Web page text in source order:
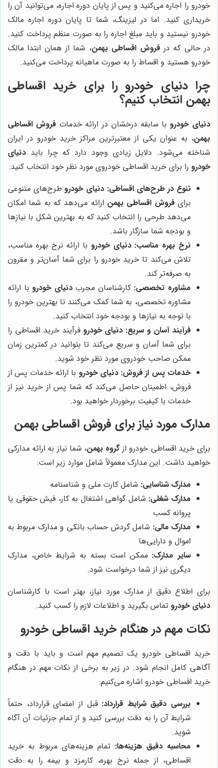
خودرو را اجاره می‌کنید و پس از پایان دوره اجاره، می‌توانید آن را
خریداری کنید. اما در لیزینگ، شما تا پایان دوره اجاره مالک
خودرو نیستید و باید مبلغ اجاره را به صورت منظم پرداخت کنید.
در حالی که درفروش اقساطی بهمن، شما از همان ابتدا مالک
خودرو هستید و اقساط را به صورت ماهیانه پرداخت می‌کنید.
چرادنیای خودرو را برای خرید اقساطی
بهمن انتخاب کنیم؟
دنیای خودرو با سابقه درخشان در ارائه خدماتفروش اقساطی
بهمن، به عنوان یکی از معتبرترین مراکز خرید خودرو در ایران
شناخته می‌شود. دلایل زیادی وجود دارد که چرا باید دنیای
خودرو را برای خرید اقساطی خودروی مورد نظر خود انتخاب کنید:
تنوع در طرح‌های اقساطی: دنیای خودرو طرح‌های متنوعی
برایفروش اقساطی بهمن ارائه می‌دهد که به شما امکان
می‌دهد طرحی را انتخاب کنید که به بهترین شکل با نیازها
و بودجه شما سازگار باشد.
نرخ بهره مناسب: دنیای خودرو با ارائه نرخ بهره مناسب،
تلاش می‌کند تا خرید خودرو را برای شما آسان‌تر و مقرون
به صرفه‌تر کند.
مشاوره تخصصی: کارشناسان مجربدنیای خودرو با ارائه
مشاوره تخصصی، به شما کمک می‌کنند تا بهترین خودرو را
با توجه به نیازها و بودجه خود انتخاب کنید.
فرآیند آسان و سریع: دنیای خودرو فرآیند خرید اقساطی را
برای شما آسان و سریع می‌کند تا بتوانید در کمترین زمان
ممکن صاحب خودروی مورد نظر خود شوید.
خدمات پس از فروش: دنیای خودرو با ارائه خدمات پس از
فروش، اطمینان حاصل می‌کند که شما پس از خرید نیز از
خدمات با کیفیت برخوردار خواهید بود.
مدارک مورد نیاز برای فروش اقساطی بهمن
برای خرید اقساطی خودرو از گروه بهمن، شما نیاز به ارائه مدارکی
خواهید داشت. این مدارک معمولاً شامل موارد زیر است:
مدارک شناسایی: شامل کارت ملی و شناسنامه
مدارک شغلی: شامل گواهی اشتغال به کار، فیش حقوقی یا
پروانه کسب
مدارک مالی: شامل گردش حساب بانکی و مدارک مربوط به
اموال و دارایی‌ها
سایر مدارک: ممکن است بسته به شرایط خاص، مدارک
دیگری نیز از شما درخواست شود.
برای اطلاع دقیق از مدارک مورد نیاز، بهتر است با کارشناسان
دنیای خودرو تماس بگیرید و اطلاعات لازم را کسب کنید.
نکات مهم در هنگام خرید اقساطی خودرو
خرید اقساطی خودرو یک تصمیم مهم است و باید با دقت و
آگاهی کامل انجام شود. در زیر به برخی از نکات مهم در هنگام
خرید اقساطی خودرو اشاره می‌کنیم:
بررسی دقیق شرایط قرارداد: قبل از امضای قرارداد، حتماً
شرایط آن را به دقت بررسی کنید و از تمام جزئیات آن آگاه
شوید.
محاسبه دقیق هزینه‌ها: تمام هزینه‌های مربوط به خرید
اقساطی، از جمله نرخ بهره، کارمزد و بیمه را به دقت